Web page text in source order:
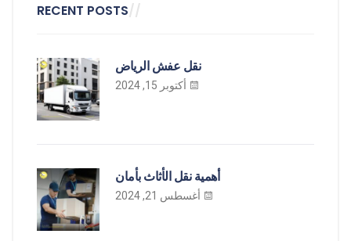
RECENT POSTS
نقل عفش الرياض
أكتوبر 15, 2024
أهمية نقل الأثاث بأمان
أغسطس 21, 2024